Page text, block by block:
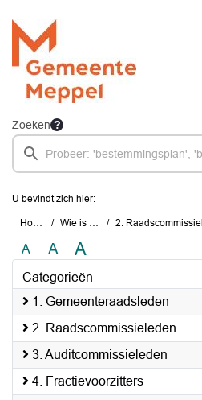
Ga naar de inhoud van deze pagina
Ga naar het zoeken
Ga naar het menu
Zoeken
U bevindt zich hier:
Home Wie is wie 2. Raadscommissieleden
A A A
Categorieën
1. Gemeenteraadsleden
2. Raadscommissieleden
3. Auditcommissieleden
4. Fractievoorzitters